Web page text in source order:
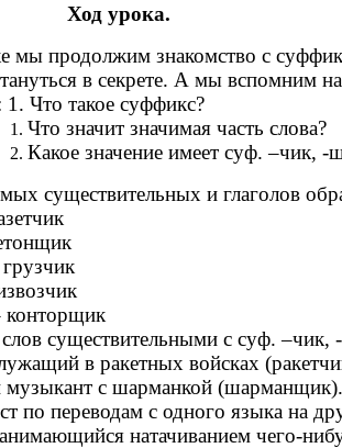
Ход урока.
продолжим знакомство с
в секрете. А мы вспомним
Что такое суффикс?
Что значит значимая часть слова?
Какое значение имеет суф. –чик, -
существительных и глаголов
конторщик
слов существительными с суф. –чик,
в ракетных войсках
музыкант с шарманкой (шарманщик).
по переводам с одного языка на
натачиванием чего-